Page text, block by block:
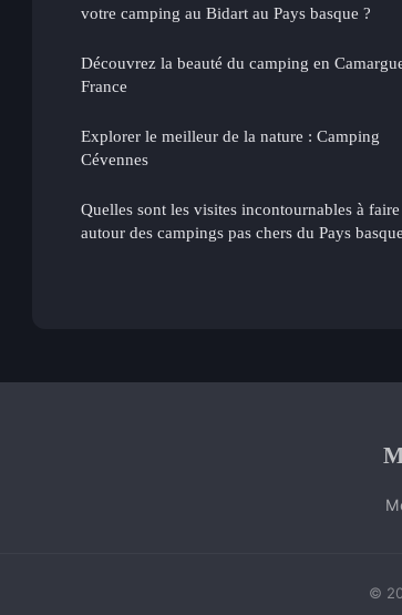
votre camping au Bidart au Pays basque ?
Découvrez la beauté du camping en
France
Explorer le meilleur de la nature : Camping
Cévennes
Quelles sont les visites incontournables à faire
autour des campings pas chers du Pays
©